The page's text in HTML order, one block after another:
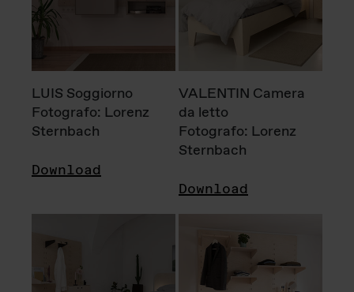
LUIS Soggiorno
Fotografo: Lorenz
Sternbach
Download
VALENTIN Camera
da letto
Fotografo: Lorenz
Sternbach
Download